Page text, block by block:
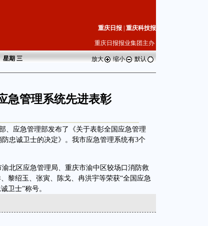
重庆日报 重庆科技报
重庆日报报业集团主办
星期三 放大 缩小 默认
急管理系统先进表彰
应急管理部发布了《关于表彰全国应急管理
忠诚卫士的决定》。我市应急管理系统有3个
区应急管理局、重庆市渝中区较场口消防救
黎绍玉、张寅、陈戈、冉洪宇等荣获“全国应急
卫士”称号。